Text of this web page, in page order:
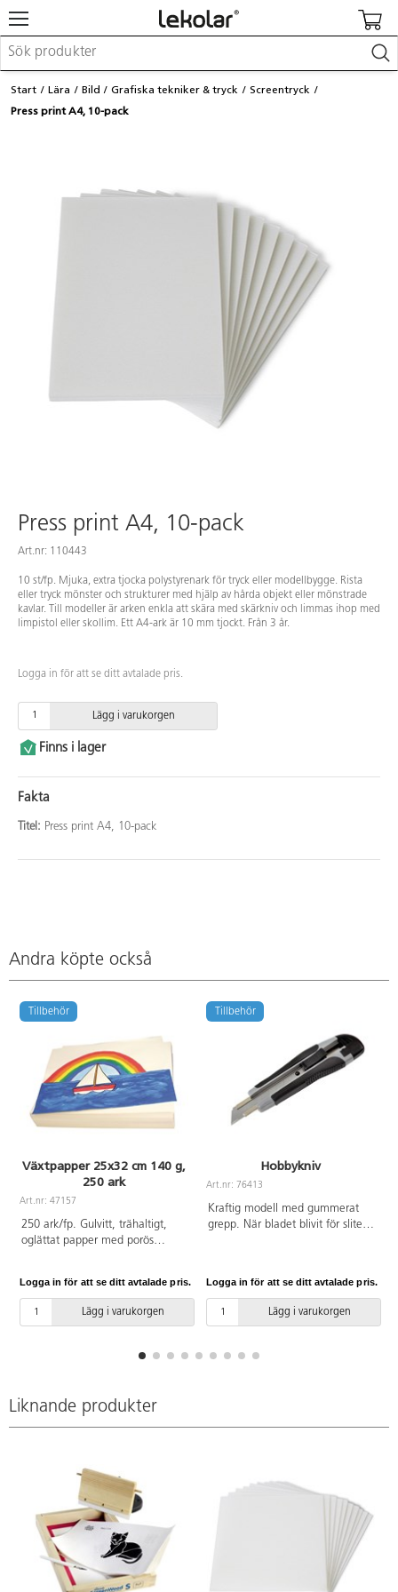
Möbler & inredning
Lekplatsutrustning & utemiljö
Skolförbrukning & kontorsmaterial
Start Lära Bild Grafiska tekniker & tryck
Screentryck
Press print A4, 10-pack
Press print A4, 10-pack
Art.nr: 110443
10 st/fp. Mjuka, extra tjocka polystyrenark för tryck eller modellbygge. Rista
eller tryck mönster och strukturer med hjälp av hårda objekt eller mönstrade
kavlar. Till modeller är arken enkla att skära med skärkniv och limmas ihop med
limpistol eller skollim. Ett A4-ark är 10 mm tjockt. Från 3 år.
Logga in för att se ditt avtalade pris.
Lägg i varukorgen
Finns i lager
Fakta
Titel: Press print A4, 10-pack
Andra köpte också
Tillbehör
Växtpapper 25x32 cm 140 g,
250 ark
Art.nr: 47157
250 ark/fp. Gulvitt, trähaltigt,
oglättat papper med porös
kritteckning. Hög kvalitet.
Pappret är pH-neutralt.
Logga in för att se ditt avtalade pris.
Lägg i varukorgen
Tillbehör
Hobbykniv
Art.nr: 76413
Kraftig modell med gummerat
grepp. När bladet blivit för slitet
bredd: 1,8 cm.
Logga in för att se ditt avtalade pris.
Lägg i varukorgen
Liknande produkter